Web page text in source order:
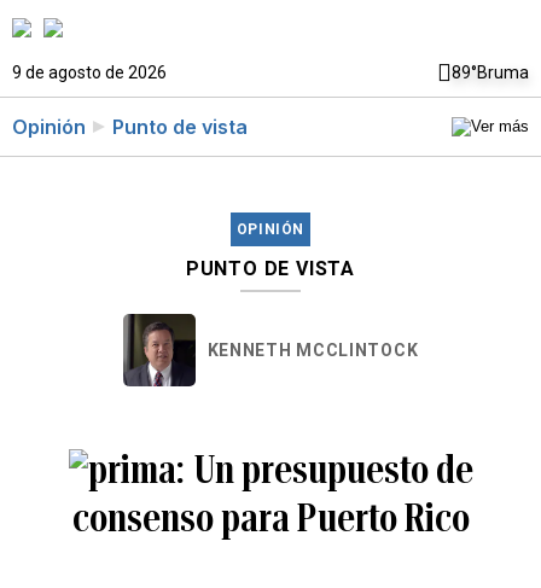
9 de agosto de 2026 89°Bruma
Opinión Punto de vista
OPINIÓN
PUNTO DE VISTA
KENNETH MCCLINTOCK
Un presupuesto de
consenso para Puerto Rico